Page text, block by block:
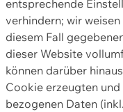
entsprechende
verhindern; wir
diesem Fall
dieser Website
können darüber
Cookie erzeugten
bezogenen Daten